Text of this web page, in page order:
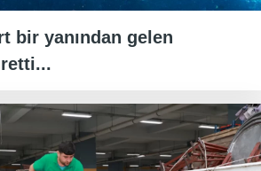
bir yanından gelen